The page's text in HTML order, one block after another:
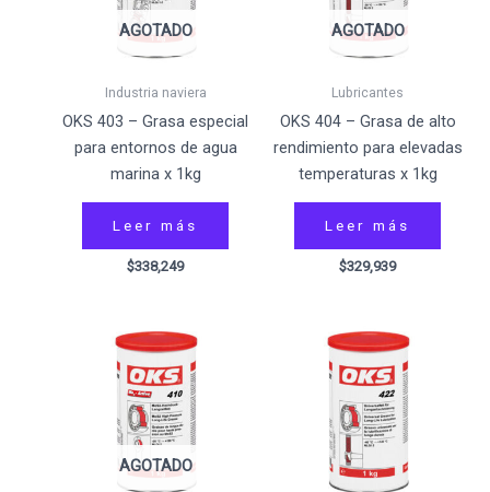
AGOTADO
Industria naviera
OKS 403 – Grasa especial
para entornos de agua
marina x 1kg
Leer más
$338,249
AGOTADO
Lubricantes
OKS 404 – Grasa de alto
rendimiento para elevadas
temperaturas x 1kg
Leer más
$329,939
AGOTADO